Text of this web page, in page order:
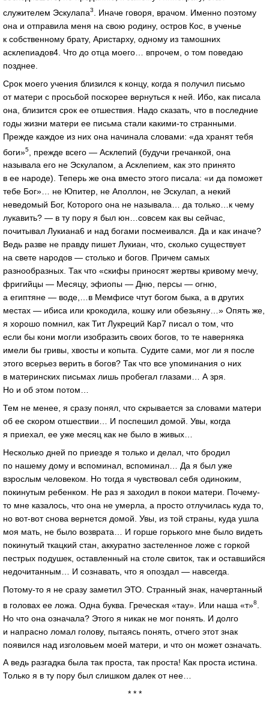
служителем Эскулапа3
. Иначе говоря, врачом. Именно поэтому
она и отправила меня на свою родину, остров Кос, в ученье
к собственному брату, Аристарху, одному из тамошних
асклепиадов4. Что до отца моего… впрочем, о том поведаю
позднее.
Срок моего учения близился к концу, когда я получил письмо
от матери с просьбой поскорее вернуться к ней. Ибо, как писала
она, близится срок ее отшествия. Надо сказать, что в последние
годы жизни матери ее письма стали какими-то странными.
Прежде каждое из них она начинала словами: «да хранят тебя
боги»5
, прежде всего — Асклепий (будучи гречанкой, она
называла его не Эскулапом, а Асклепием, как это принято
в ее народе). Теперь же она вместо этого писала: «и да поможет
тебе Бог»… не Юпитер, не Аполлон, не Эскулап, а некий
неведомый Бог, Которого она не называла… да только…к чему
лукавить? — в ту пору я был юн…совсем как вы сейчас,
почитывал Лукиана6 и над богами посмеивался. Да и как иначе?
Ведь разве не правду пишет Лукиан, что, сколько существует
на свете народов — столько и богов. Причем самых
разнообразных. Так что «скифы приносят жертвы кривому мечу,
фригийцы — Месяцу, эфиопы — Дню, персы — огню,
а египтяне — воде,…в Мемфисе чтут богом быка, а в других
местах — ибиса или крокодила, кошку или обезьяну…» Опять же,
я хорошо помнил, как Тит Лукреций Кар7 писал о том, что
если бы кони могли изобразить своих богов, то те наверняка
имели бы гривы, хвосты и копыта. Судите сами, мог ли я после
этого всерьез верить в богов? Так что все упоминания о них
в материнских письмах лишь пробегал глазами… А зря.
Но и об этом потом…
Тем не менее, я сразу понял, что скрывается за словами матери
об ее скором отшествии… И поспешил домой. Увы, когда
я приехал, ее уже месяц как не было в живых…
Несколько дней по приезде я только и делал, что бродил
по нашему дому и вспоминал, вспоминал… Да я был уже
взрослым человеком. Но тогда я чувствовал себя одиноким,
покинутым ребенком. Не раз я заходил в покои матери. Почему-
то мне казалось, что она не умерла, а просто отлучилась куда то,
но вот-вот снова вернется домой. Увы, из той страны, куда ушла
моя мать, не было возврата… И горше горького мне было видеть
покинутый ткацкий стан, аккуратно застеленное ложе с горкой
пестрых подушек, оставленный на столе свиток, так и оставшийся
недочитанным… И сознавать, что я опоздал — навсегда.
Потому-то я не сразу заметил ЭТО. Странный знак, начертанный
в головах ее ложа. Одна буква. Греческая «тау». Или наша «т»8
Но что она означала? Этого я никак не мог понять. И долго
и напрасно ломал голову, пытаясь понять, отчего этот знак
появился над изголовьем моей матери, и что он может означать.
А ведь разгадка была так проста, так проста! Как проста истина.
Только я в ту пору был слишком далек от нее…
* * *